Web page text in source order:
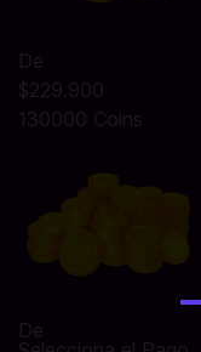
De
$229.900
130000 Coins
De